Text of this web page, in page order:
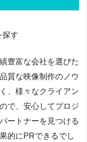
探す
豊富な会社を選びた
質な映像制作のノウ
、様々なクライアン
で、安心してプロジ
ートナーを見つける
的にPRできるでし